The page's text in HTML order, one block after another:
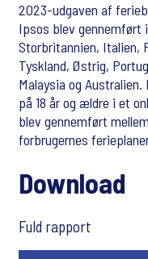
2023-udgaven af
Ipsos blev gennemført i
Storbritannien, Italien,
Tyskland, Østrig,
Malaysia og
på 18 år og ældre i et
blev gennemført
forbrugernes
Download
Fuld rapport